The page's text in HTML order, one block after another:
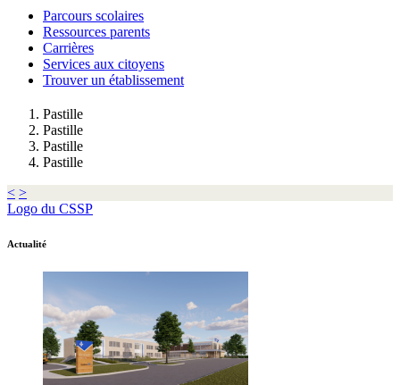
Parcours scolaires
Ressources parents
Carrières
Services aux citoyens
Trouver un établissement
Pastille
Pastille
Pastille
Pastille
< >
Logo du CSSP
Actualité